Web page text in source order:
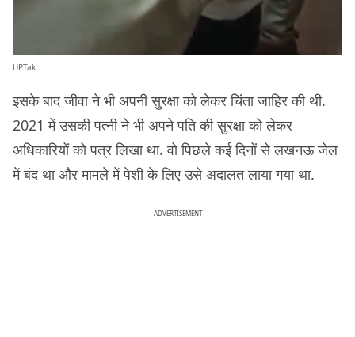
UPTak
इसके बाद जीवा ने भी अपनी सुरक्षा को लेकर चिंता जाहिर की थी.
2021 में उसकी पत्नी ने भी अपने पति की सुरक्षा को लेकर
अधिकारियों को पत्र लिखा था. वो पिछले कई दिनों से लखनऊ जेल
में बंद था और मामले में पेशी के लिए उसे अदालत लाया गया था.
ADVERTISEMENT